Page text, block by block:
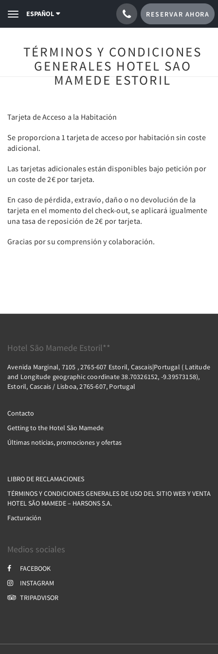
ToggleESPAÑOL RESERVAR AHORA
TÉRMINOS Y CONDICIONES
GENERALES HOTEL SAO
MAMEDE ESTORIL
Tarjeta de Acceso a la Habitación
Se proporciona 1 tarjeta de acceso por habitación sin coste
adicional.
Las tarjetas adicionales están disponibles bajo petición por
un coste de 2€ por tarjeta.
En caso de pérdida, extravío, daño o no devolución de la
tarjeta en el momento del check-out, se aplicará igualmente
una tasa de reposición de 2€ por tarjeta.
Gracias por su comprensión y colaboración.
Hotel São Mamede Estoril**
Avenida Marginal, 7105 , 2765-607 Estoril, Cascais|Portugal ( Latitude
and Longitude geographic coordinate 38.70326152, -9.39573158),
Estoril, Cascais / Lisboa, 2765-607, Portugal
Contacto
Getting to the Hotel São Mamede
Últimas noticias, promociones y ofertas
LIBRO DE RECLAMACIONES
TÉRMINOS Y CONDICIONES GENERALES DE USO DEL SITIO WEB Y VENTA
HOTEL SÃO MAMEDE – HARSONS S.A.
Facturación
Medios sociales
FACEBOOK
INSTAGRAM
TRIPADVISOR